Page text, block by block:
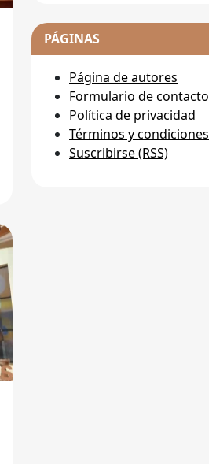
PÁGINAS
Página de autores
Formulario de contacto
Política de privacidad
Términos y condiciones
Suscribirse (RSS)